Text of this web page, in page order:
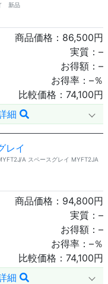
新品
商品価格： 86,500円
実質： –
お得額： –
お得率： –％
比較価格： 74,100円
細
レイ
A スペースグレイ MYFT2JA
商品価格： 94,800円
実質： –
お得額： –
お得率： –％
比較価格： 74,100円
細